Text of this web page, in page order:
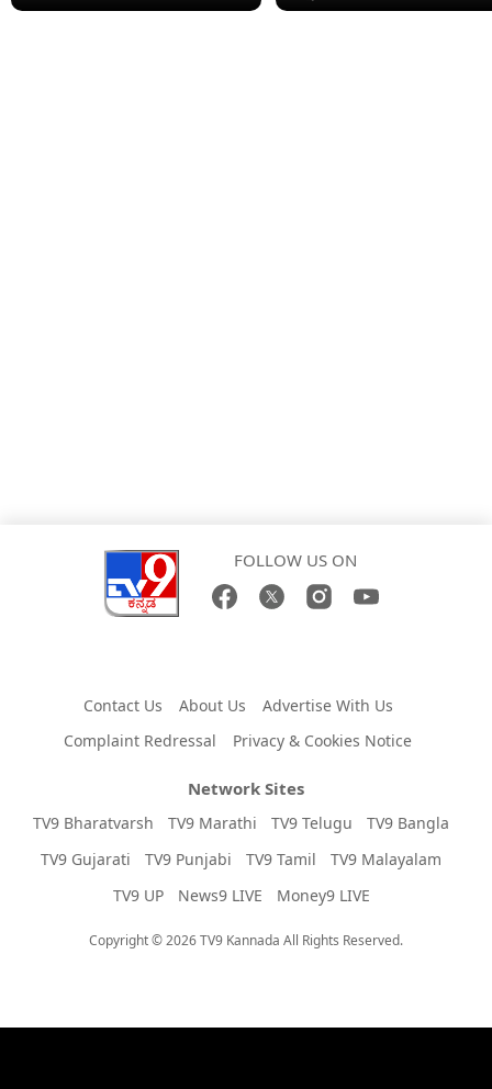
FOLLOW US ON
Contact Us About Us
Advertise With Us
Complaint Redressal
Privacy & Cookies Notice
Network Sites
TV9 Bharatvarsh TV9 Marathi TV9 Telugu
TV9 Bangla
TV9 Gujarati
TV9 Punjabi TV9 Tamil
TV9 Malayalam
TV9 UP
News9 LIVE Money9 LIVE
Copyright © 2026 TV9 Kannada All Rights Reserved.